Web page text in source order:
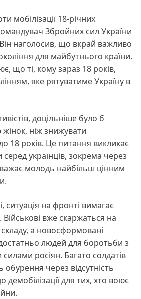
мобілізації 18-річних
Збройних сил України
наголосив, що вкрай важливо
для майбутнього країни.
що ті, кому зараз 18 років,
яке рятуватиме Україну в
доцільніше було б
жінок, ніж знижувати
18 років. Це питання викликає
серед українців, зокрема через
молодь найбільш цінним
ситуація на фронті вимагає
вже скаржаться на
а новосформовані
людей для боротьби з
росіян. Багато солдатів
через відсутність
для тих, хто воює